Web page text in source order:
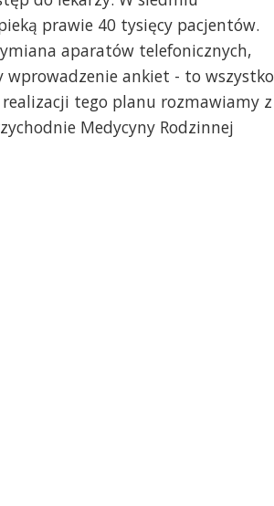
prawie 40 tysięcy pacjentów.
aparatów telefonicznych,
ankiet - to wszystko
tego planu rozmawiamy z
Medycyny Rodzinnej